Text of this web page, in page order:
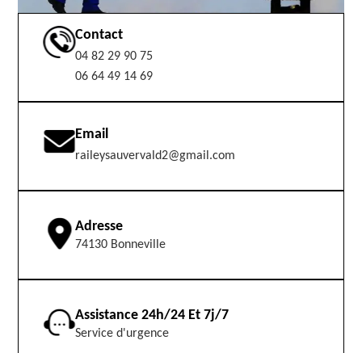
Contact
04 82 29 90 75
06 64 49 14 69
Email
raileysauvervald2@gmail.com
Adresse
74130 Bonneville
Assistance 24h/24 Et 7j/7
Service d'urgence